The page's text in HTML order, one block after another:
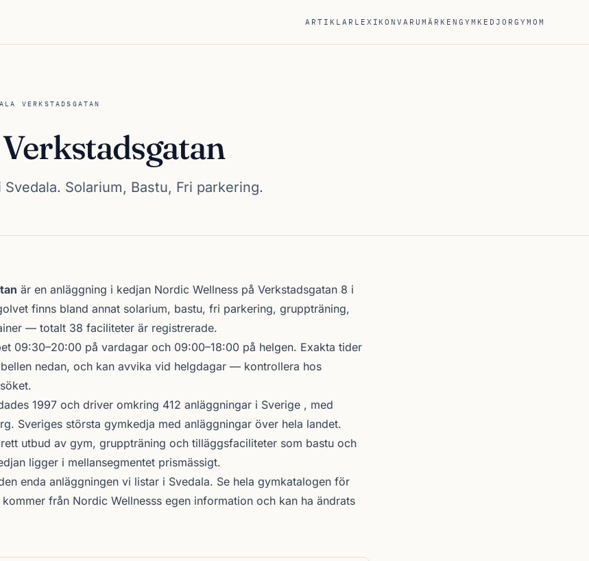
ARTIKLAR LEXIKONVARUMÄRKENGYMKEDJORGYMOM
VERKSTADSGATAN
Solarium, Bastu, Fri parkering.
är en anläggning i kedjan Nordic Wellness på Verkstadsgatan 8 i
finns bland annat solarium, bastu, fri parkering, gruppträning,
— totalt 38 faciliteter är registrerade.
09:30–20:00 på vardagar och 09:00–18:00 på helgen. Exakta tider
nedan, och kan avvika vid helgdagar — kontrollera hos
1997 och driver omkring 412 anläggningar i Sverige , med
Sveriges största gymkedja med anläggningar över hela landet.
utbud av gym, gruppträning och tilläggsfaciliteter som bastu och
ligger i mellansegmentet prismässigt.
enda anläggningen vi listar i Svedala. Se hela gymkatalogen för
från Nordic Wellnesss egen information och kan ha ändrats